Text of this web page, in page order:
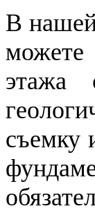
В
можете
этажа
съемку